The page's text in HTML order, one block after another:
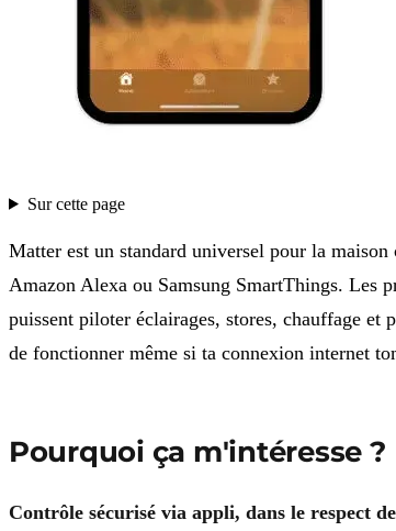
Sur cette page
Matter est un standard universel pour la
Amazon Alexa ou Samsung SmartThings.
puissent piloter éclairages, stores, chauffage
de fonctionner même si ta connexion internet
Pourquoi ça m'intéresse ?
Contrôle sécurisé via appli, dans le respect